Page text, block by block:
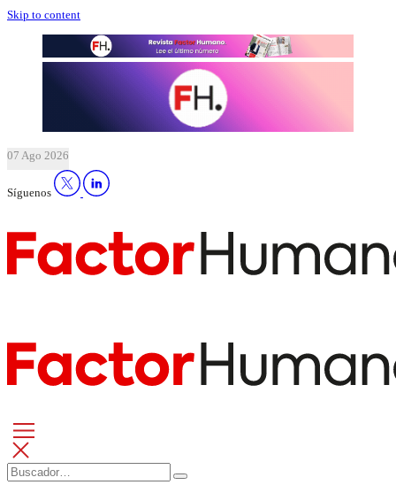
Skip to content
07 Ago 2026
Síguenos